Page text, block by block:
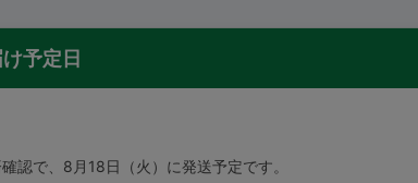
予定日
認で、8月18日（火）に発送予定です。